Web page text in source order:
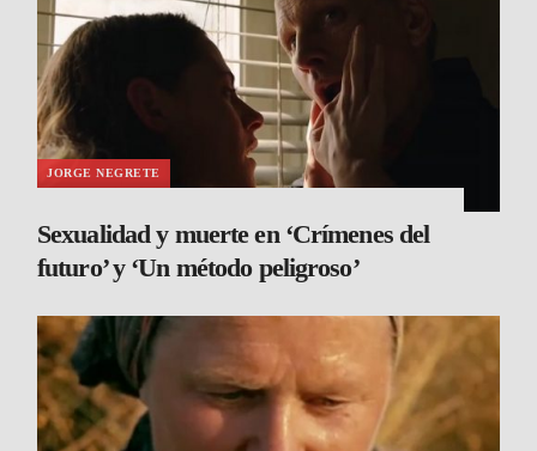
JORGE NEGRETE
Sexualidad y muerte en ‘Crímenes del
futuro’ y ‘Un método peligroso’